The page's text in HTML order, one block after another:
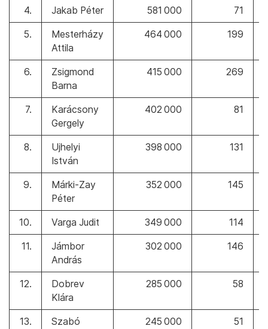
4. Jakab Péter 581 000 71
5.
Mesterházy
Attila
464 000 199
6.
Zsigmond
Barna
415 000 269
7.
Karácsony
Gergely
402 000 81
8.
Ujhelyi
István
398 000 131
9.
Márki-Zay
Péter
352 000 145
10. Varga Judit 349 000 114
11.
Jámbor
András
302 000 146
12.
Dobrev
Klára
285 000 58
13.
Szabó
245 000 51